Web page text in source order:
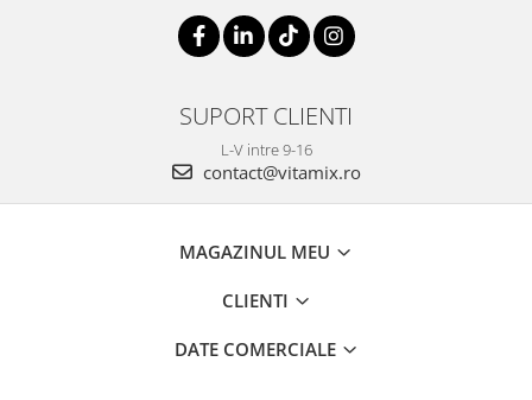
SUPORT CLIENTI
L-V intre 9-16
contact@vitamix.ro
MAGAZINUL MEU
CLIENTI
DATE COMERCIALE